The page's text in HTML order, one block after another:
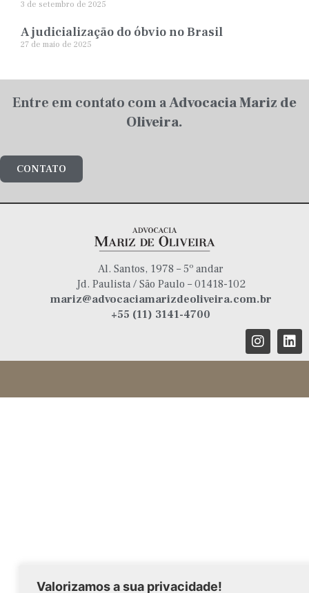
Valorizamos a sua privacidade!
3 de setembro de 2025
A judicialização do óbvio no Brasil
27 de maio de 2025
Entre em contato com aAdvocacia Mariz de
Oliveira.
CONTATO
Al. Santos, 1978 – 5º andar
Jd. Paulista / São Paulo – 01418-102
mariz@advocaciamarizdeoliveira.com.br
+55 (11) 3141-4700